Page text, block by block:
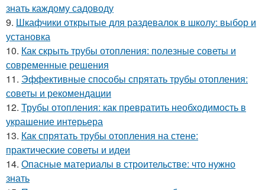
знать каждому садоводу
9. Шкафчики открытые для раздевалок в школу: выбор и
установка
10. Как скрыть трубы отопления: полезные советы и
современные решения
11. Эффективные способы спрятать трубы отопления:
советы и рекомендации
12. Трубы отопления: как превратить необходимость в
украшение интерьера
13. Как спрятать трубы отопления на стене:
практические советы и идеи
14. Опасные материалы в строительстве: что нужно
знать